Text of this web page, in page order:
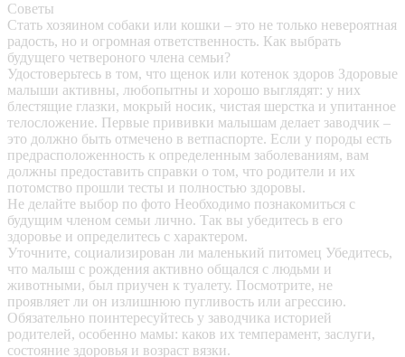
Советы
Стать хозяином собаки или кошки – это не только невероятная
радость, но и огромная ответственность. Как выбрать
будущего четвероного члена семьи?
Удостоверьтесь в том, что щенок или котенок здоров Здоровые
малыши активны, любопытны и хорошо выглядят: у них
блестящие глазки, мокрый носик, чистая шерстка и упитанное
телосложение. Первые прививки малышам делает заводчик –
это должно быть отмечено в ветпаспорте. Если у породы есть
предрасположенность к определенным заболеваниям, вам
должны предоставить справки о том, что родители и их
потомство прошли тесты и полностью здоровы.
Не делайте выбор по фото Необходимо познакомиться с
будущим членом семьи лично. Так вы убедитесь в его
здоровье и определитесь с характером.
Уточните, социализирован ли маленький питомец Убедитесь,
что малыш с рождения активно общался с людьми и
животными, был приучен к туалету. Посмотрите, не
проявляет ли он излишнюю пугливость или агрессию.
Обязательно поинтересуйтесь у заводчика историей
родителей, особенно мамы: каков их темперамент, заслуги,
состояние здоровья и возраст вязки.